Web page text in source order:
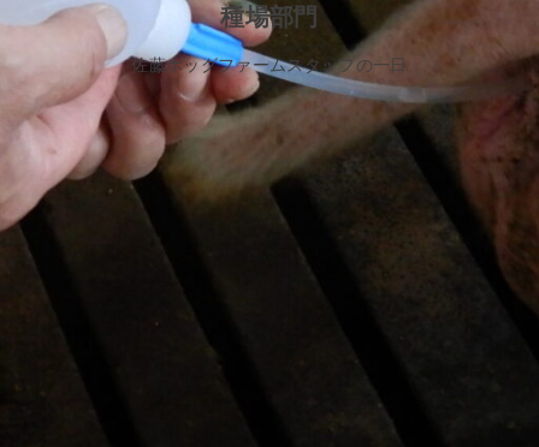
種場部門
佐藤ホッグファームスタッフの一日